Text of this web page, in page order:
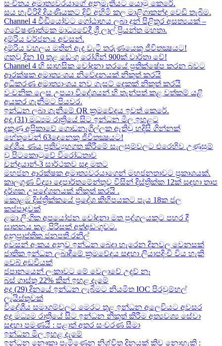
සංචිතය අමාත්‍යවරයාගේ අනුමැතියට​ යොමු කෙරේ.
සය හැවිරිදි දියණියකට දිවි අහිමි කල මාළිගාකන්ද වෙඩි තැබීම​.
Channel 4 වීඩියෝවට ගෝඨාභය ලබා දුන් පිළිතුර අසත්‍යයක් –
ගවේෂණාත්මක මාධ්‍යවේදී ශ්‍රී ලාල් ප්‍රියන්ත මහතා.
දුම්රිය වර්ජනය අවසන්.
දුම්රිය වහලය මතින් ඇද​ වැටී තරුණයෙකු ජීවිතක්‍ෂයට​!
ගතවූ දින 10 තුළ ඩෙංගු රෝගීන් 900ක් වාර්තා වේ!
Channel 4 හි සාහසික චෝදනා තරයේ ප්‍රතික්ෂේප කරන බවට
ආරක්ෂක අමාත්‍යංශය නිවේදනයක් නිකුත් කරයි
අධිකරණ අමාත්‍යාංශය නව ගැසට් දෙකක් නිකුත් කරයි
වංචනික ලෙස උපයා විදේශයන් හි තැන්පත් කළ​ වත්කම් යළි
අයකර ගැනීමට පියවර​.
ඉන්ධන ලබා ගැනීමේ QR ක්‍රමවේදය ඉවත් කෙරේ.
අද (31) මධ්‍යම රාත්‍රියේ සිට ඉන්ධන මිල ඉහළට
දකුණු අප්‍රිකාවේ ගොඩනැගිල්ලක ඇතිවූ හදිසි ගින්නක්
හේතුවෙන් 63දෙනෙකු ජීවිතක්‍ෂයට​!
දේශීය​ ණය ප්‍රතිව්‍යුහගත කිරීමේ සැලසුම්වලට එරෙහිව උණුසුම්
වූ පිටකොටුවේ විරෝධතාව
චන්ද්‍රයාන්-3 සාර්ථකව සඳ මතට​
මහජන ආරක්ෂක අමාත්‍යවරයාගෙන් මහජනතාවට ප්‍රකාශයක්.
කාලගුණ විද්‍යා දෙපාර්තමේන්තුව විසින් දිස්ත්‍රික්ක 12ක් සඳහා තාප
දර්ශක උපදේශනයක් නිකුත් කරයි .
කොළඹ දිස්ත්‍රික්කයේ ප්‍රදේශ කිහිපයකට පැය 18ක ජල
කප්පාදුවක්
ළමා ලිංගික අපයෝජන චෝදනා මත පුද්ගලයකුට පහර දී
ඝාතනය කළ පිරිසක් අත්අඩංගුවට.
අනුප්‍රාප්තික ජනපති රනිල්
අවසන් අංකය අනුව ඉන්ධන බෙදා හැරෙන දිනවල වෙනසක්
ජාතික ඉන්ධන ලබාදීමේ ක්‍රමවේදය සඳහා ලියාපදිංචි විය හැකි
වෙබ් අඩවියක්
ජපානයෙන් ලංකාවට මේ වෙලාවේ උදව් නෑ
බස් ගාස්තු 22% කින් ඉහළ දැමේ
අද (29) දිනයේ ඉන්ධන ලැබීමට නියමිත IOC පිරවුම්හල්
ලැයිස්තුවක්
විදේශීය සමාගම්වලට මෙරට තුළ ඉන්ධන අලෙවියට අවසර
අද මධ්‍යම රාත්‍රියේ සිට ඉන්ධන නිකුත් කිරීම අත්‍යවශ්‍ය සේවා
සඳහා පමණයි : පළාත් අතර සංචරණ සීමා
ඉන්ධන මිල ඉහළ දැමේ
ඉන්ධන නෞකා පැමිණෙන නිශ්චිත දිනයක් කිව නොහැකි :